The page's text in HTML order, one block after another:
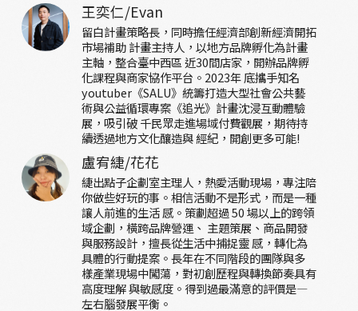
王奕仁/Evan
留白計畫策略長，同時擔任經濟部創新經濟開拓
市場補助 計畫主持人，以地方品牌孵化為計畫
主軸，整合臺中西區 近30間店家，開辦品牌孵
化課程與商家協作平台。2023年 底攜手知名
youtuber《SALU》統籌打造大型社會公共藝
術與公益循環專案《追光》計畫沈浸互動體驗
展，吸引破 千民眾走進場域付費觀展，期待持
續透過地方文化釀造與 經紀，開創更多可能!
盧宥緁/花花
緁出點子企劃室主理人，熱愛活動現場，專注陪
你做些好玩的事。相信活動不是形式，而是一種
讓人前進的生活 感。策劃超過 50 場以上的跨領
域企劃，橫跨品牌營運、 主題策展、商品開發
與服務設計，擅長從生活中捕捉靈 感，轉化為
具體的行動提案。長年在不同階段的團隊與多
樣產業現場中闖蕩，對初創歷程與轉換節奏具有
高度理解 與敏感度。得到過最滿意的評價是—
左右腦發展平衡。